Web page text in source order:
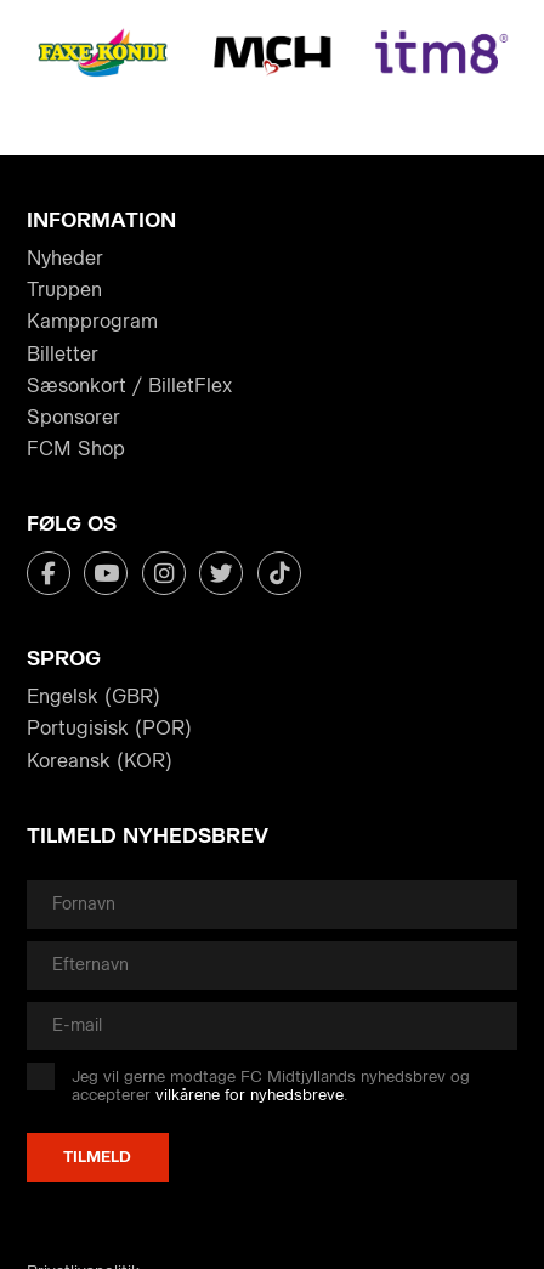
INFORMATION
Nyheder
Truppen
Kampprogram
Billetter
Sæsonkort / BilletFlex
Sponsorer
FCM Shop
FØLG OS
SPROG
Engelsk (GBR)
Portugisisk (POR)
Koreansk (KOR)
TILMELD NYHEDSBREV
Jeg vil gerne modtage FC Midtjyllands nyhedsbrev og
accepterervilkårene for nyhedsbreve.